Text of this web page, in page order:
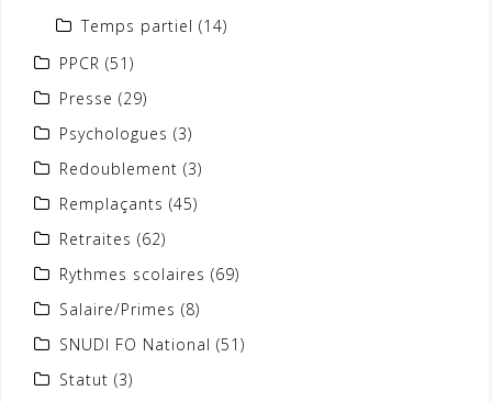
Temps partiel (14)
PPCR (51)
Presse (29)
Psychologues (3)
Redoublement (3)
Remplaçants (45)
Retraites (62)
Rythmes scolaires (69)
Salaire/Primes (8)
SNUDI FO National (51)
Statut (3)